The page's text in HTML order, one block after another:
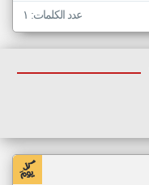
عدد الكلمات: ١